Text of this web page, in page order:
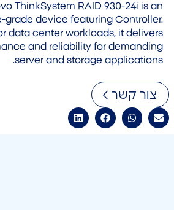
ThinkSystem RAID 930-24i is an
grade device featuring Controller.
data center workloads, it delivers
and reliability for demanding
server and storage applications.
צור קשר